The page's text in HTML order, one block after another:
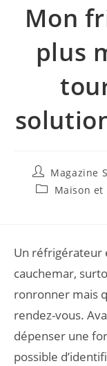
Mon
plus
Magazine
Maison et
Un réfrigérateur
cauchemar,
ronronner mais
rendez-vous.
dépenser une
possible